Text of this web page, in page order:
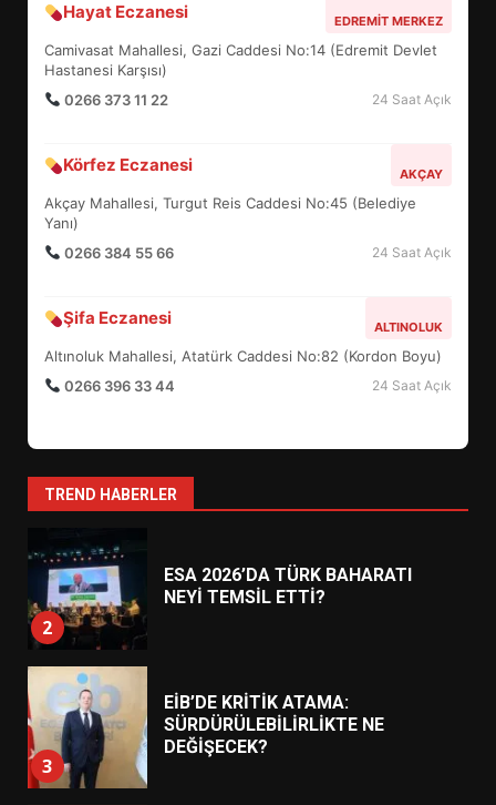
Hayat Eczanesi EDREMIT MERKEZ
Camivasat Mahallesi, Gazi Caddesi No:14 (Edremit Devlet
Hastanesi Karşısı)
0266 373 11 22
24 Saat Açık
Körfez Eczanesi AKÇAY
Akçay Mahallesi, Turgut Reis Caddesi No:45 (Belediye
Yanı)
0266 384 55 66
24 Saat Açık
Şifa Eczanesi ALTINOLUK
Altınoluk Mahallesi, Atatürk Caddesi No:82 (Kordon Boyu)
0266 396 33 44
24 Saat Açık
TREND HABERLER
5
BALIKESİR MÜZELERİNDE SÜRE
UZATILDI: NE DEĞİŞTİ?
6
TURNUVASI KAYITLARI NEYİ
7
YENİ YÖNETİM NASIL
ŞEKİLLENDİ?
1
HAREKETE GEÇİYOR: GÖZLER
2
ESA 2026’DA TÜRK BAHARATI
NEYİ TEMSİL ETTİ?
3
EİB’DE KRİTİK ATAMA:
SÜRDÜRÜLEBİLİRLİKTE NE
DEĞİŞECEK?